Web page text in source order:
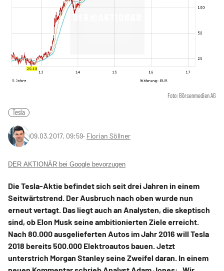
Foto: Börsenmedien AG
Tesla
09.03.2017, 09:59‧ Florian Söllner
DER AKTIONÄR bei Google bevorzugen
Die Tesla-Aktie befindet sich seit drei Jahren in einem
Seitwärtstrend. Der Ausbruch nach oben wurde nun
erneut vertagt. Das liegt auch an Analysten, die skeptisch
sind, ob Elon Musk seine ambitionierten Ziele erreicht.
Nach 80.000 ausgelieferten Autos im Jahr 2016 will Tesla
2018 bereits 500.000 Elektroautos bauen. Jetzt
unterstrich Morgan Stanley seine Zweifel daran. In einem